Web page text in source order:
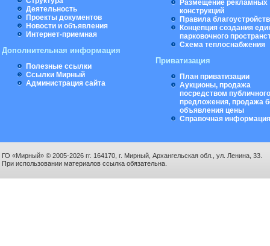
Деятельность
Проекты документов
Новости и объявления
Интернет-приемная
Дополнительная информация
Полезные ссылки
Ссылки Мирный
Администрация сайта
Размещение рекламных
конструкций
Правила
Концепция создания
парковочного
Схема теплоснабжения
Приватизация
План приватизации
Аукционы, продажа
посредством публичного
предложения, продажа
объявления цены
Справочная информация
ГО «Мирный» © 2005-2026 гг. 164170, г. Мирный, Архангельская обл., ул. Ленина, 33.
При использовании материалов ссылка обязательна.